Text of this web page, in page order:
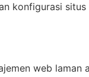
konfigurasi
web laman